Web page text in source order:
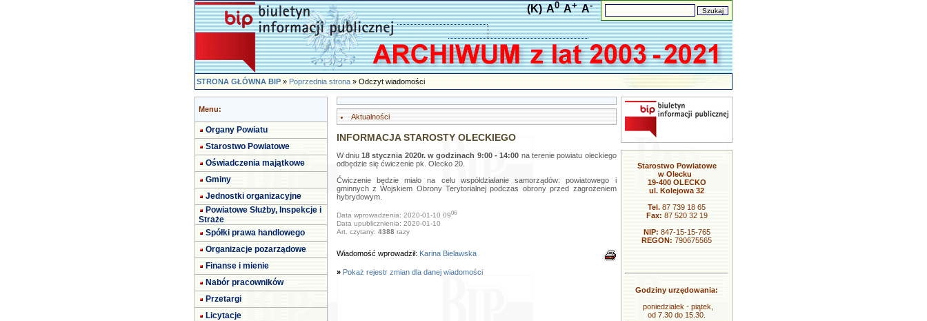
(K) A0 A+ A-
STRONA GŁÓWNA BIP»Poprzednia strona» Odczyt wiadomości
Menu:
Organy Powiatu
Starostwo Powiatowe
Oświadczenia majątkowe
Gminy
Jednostki organizacyjne
Powiatowe Służby, Inspekcje i
Straże
Spółki prawa handlowego
Organizacje pozarządowe
Finanse i mienie
Nabór pracowników
Przetargi
Licytacje
Aktualności
INFORMACJA STAROSTY OLECKIEGO
W dniu18 stycznia 2020r. w godzinach 9:00 - 14:00 na terenie powiatu oleckiego
odbędzie się ćwiczenie pk. Olecko 20.
Ćwiczenie będzie miało na celu współdziałanie samorządów: powiatowego i
gminnych z Wojskiem Obrony Terytorialnej podczas obrony przed zagrożeniem
hybrydowym.
Data wprowadzenia: 2020-01-10 0906
Data upublicznienia: 2020-01-10
Art. czytany: 4388 razy
Wiadomość wprowadził: Karina Bielawska
» Pokaż rejestr zmian dla danej wiadomości
Starostwo Powiatowe
w Olecku
19-400 OLECKO
ul. Kolejowa 32
Tel. 87 739 18 65
Fax: 87 520 32 19
NIP: 847-15-15-765
REGON: 790675565
Godziny urzędowania:
poniedziałek - piątek,
od 7.30 do 15.30.